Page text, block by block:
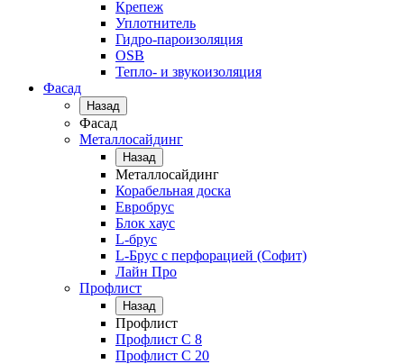
Крепеж
Уплотнитель
Гидро-пароизоляция
OSB
Тепло- и звукоизоляция
Фасад
Назад
Фасад
Металлосайдинг
Назад
Металлосайдинг
Корабельная доска
Евробрус
Блок хаус
L-брус
L-Брус с перфорацией (Софит)
Лайн Про
Профлист
Назад
Профлист
Профлист С 8
Профлист С 20